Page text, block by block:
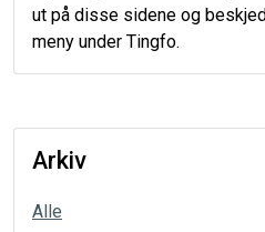
ut på disse sidene og
meny under Tingfo.
Arkiv
Alle